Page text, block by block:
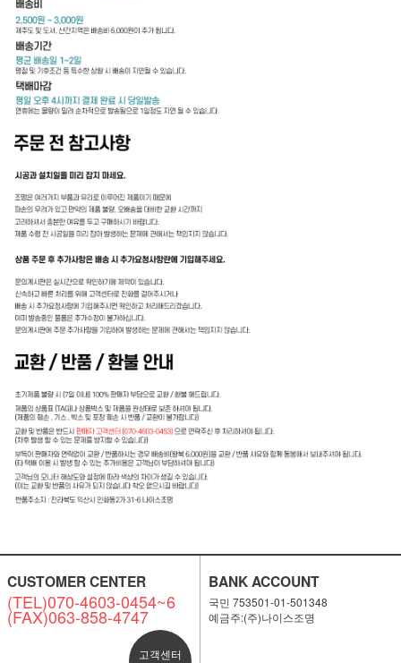
CUSTOMER CENTER
(TEL)070-4603-0454~6
(FAX)063-858-4747
고객센터
BANK ACCOUNT
국민 753501-01-501348
예금주:(주)나이스조명